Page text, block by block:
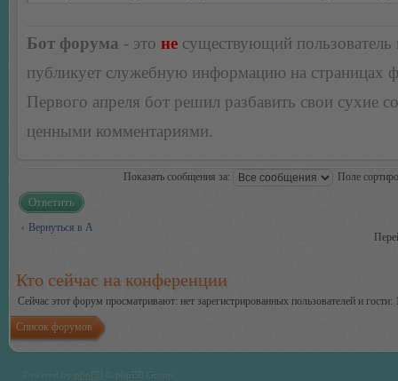
Бот форума - это не существующий пользователь
публикует служебную информацию на страницах
Первого апреля бот решил разбавить свои сухие
ценными комментариями.
Показать сообщения за: Поле
Ответить
Вернуться в А
Кто сейчас на конференции
Сейчас этот форум просматривают: нет зарегистрированных пользователей и гости:
Список форумов